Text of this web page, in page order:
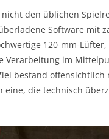
den üblichen
Software mit
120-mm-
Verarbeitung im
bestand
die technisch